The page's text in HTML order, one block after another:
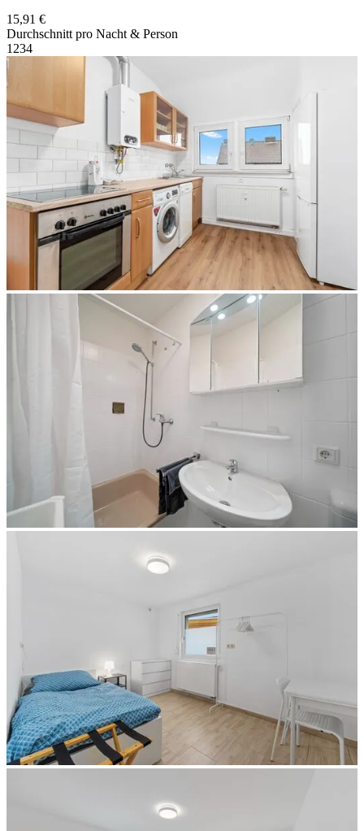
15,91 €
Durchschnitt pro Nacht & Person
1234